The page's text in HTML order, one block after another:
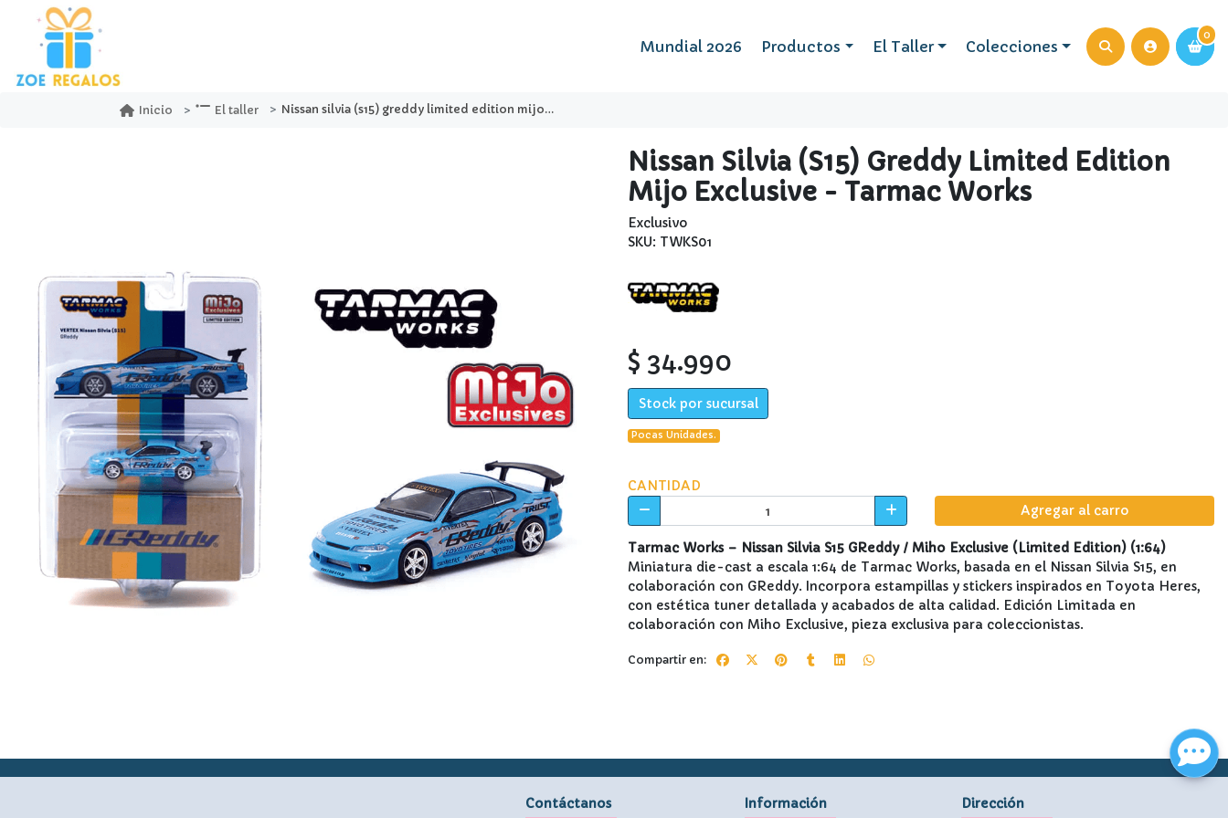
0
Mundial 2026 Productos El Taller Colecciones
0
Inicio El taller Nissan silvia (s15) greddy limited edition mijo exclusive - tarmac works
Nissan Silvia (s15) Greddy Limited Edition
Mijo Exclusive - Tarmac Works
Exclusivo
SKU: TWKS01
$ 34.990
Stock por sucursal
Pocas Unidades.
CANTIDAD
Agregar al carro
Tarmac Works – Nissan Silvia S15 GReddy / Miho Exclusive (Limited Edition) (1:64)
Miniatura die-cast a escala 1:64 de Tarmac Works, basada en el Nissan Silvia S15, en
colaboración con GReddy. Incorpora estampillas y stickers inspirados en Toyota Heres,
con estética tuner detallada y acabados de alta calidad. Edición Limitada en
colaboración con Miho Exclusive, pieza exclusiva para coleccionistas.
Compartir en:
Contáctanos Información Dirección